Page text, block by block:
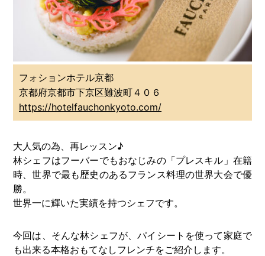
フォションホテル京都
京都府京都市下京区難波町４０６
https://hotelfauchonkyoto.com/
大人気の為、再レッスン♪
林シェフはフーバーでもおなじみの「プレスキル」在籍
時、世界で最も歴史のあるフランス料理の世界大会で優
勝。
世界一に輝いた実績を持つシェフです。
今回は、そんな林シェフが、パイシートを使って家庭で
も出来る本格おもてなしフレンチをご紹介します。